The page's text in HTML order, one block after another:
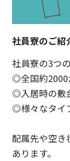
社員寮のご紹
社員寮の3つ
◎全国約2000
◎入居時の敷
◎様々なタイ
配属先や空き
あります。